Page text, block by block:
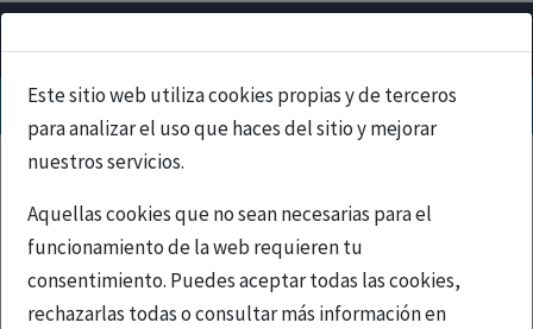
Este sitio web utiliza cookies propias y de terceros
para analizar el uso que haces del sitio y mejorar
nuestros servicios.
Aquellas cookies que no sean necesarias para el
funcionamiento de la web requieren tu
consentimiento. Puedes aceptar todas las cookies,
rechazarlas todas o consultar más información en